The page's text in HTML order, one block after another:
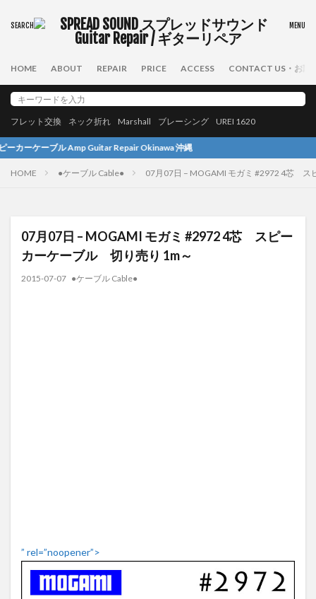
HOME ABOUT REPAIR PRICE ACCESS CONTACT US・お問
フレット交換 ネック折れ Marshall ブレーシング UREI 1620
ル Amp Guitar Repair Okinawa 沖縄
HOME ●ケーブル Cable● 07月07日 – MOGAMI モガミ #2972 4芯
07月07日 – MOGAMI モガミ #2972 4芯 スピー
カーケーブル 切り売り 1m～
2015-07-07 ●ケーブル Cable●
” rel=”noopener”>